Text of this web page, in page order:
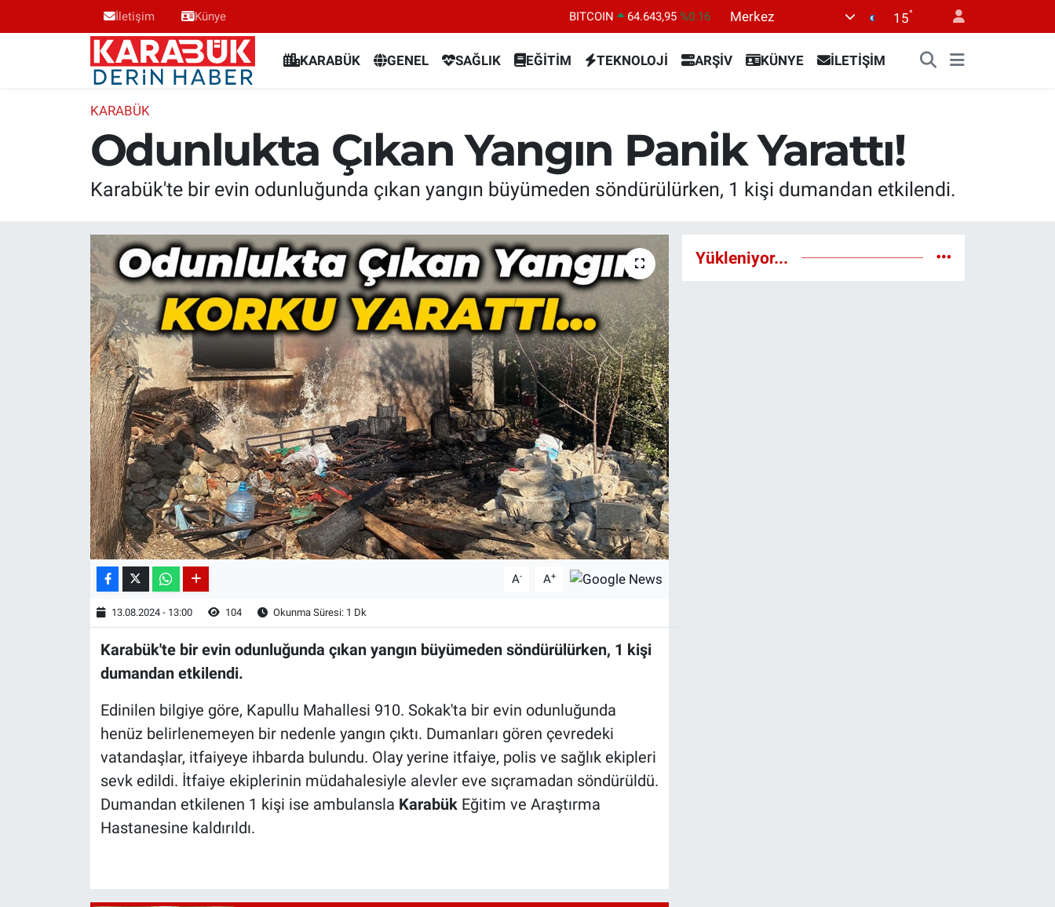
İletişim Künye BITCOIN 64.643,95 %0.16
BİST100
13.799
Merkez 15°
KARABÜK GENEL SAĞLIK EĞİTİM TEKNOLOJİ ARŞİV KÜNYE İLETİŞİM
KARABÜK
Odunlukta Çıkan Yangın Panik Yarattı!
Karabük'te bir evin odunluğunda çıkan yangın büyümeden söndürülürken, 1 kişi dumandan etkilendi.
A- A+
13.08.2024 - 13:00 104 Okunma Süresi: 1 Dk
Karabük'te bir evin odunluğunda çıkan yangın büyümeden söndürülürken, 1 kişi
dumandan etkilendi.
Edinilen bilgiye göre, Kapullu Mahallesi 910. Sokak'ta bir evin odunluğunda
henüz belirlenemeyen bir nedenle yangın çıktı. Dumanları gören çevredeki
vatandaşlar, itfaiyeye ihbarda bulundu. Olay yerine itfaiye, polis ve sağlık ekipleri
sevk edildi. İtfaiye ekiplerinin müdahalesiyle alevler eve sıçramadan söndürüldü.
Dumandan etkilenen 1 kişi ise ambulansla KarabükEğitim ve Araştırma
Hastanesine kaldırıldı.
Yükleniyor...
Karabük Nöbetçi Eczaneler
Karabük Hava Durumu
Karabük Trafik Yoğunluk Haritası
Süper Lig Puan Durumu ve Fikstür
Son Dakika Haberleri
Haber Arşivi